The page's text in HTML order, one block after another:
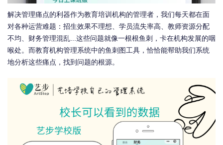
解决管理痛点的利器作为教育培训机构的管理者，我们每天都在面
对各种运营难题：招生效果不理想、学员流失率高、教师资源分配
不均、财务管理混乱...这些问题就像一根根鱼刺，卡在机构发展的咽
喉处。而教育机构管理系统中的鱼刺图工具，恰恰能帮助我们系统
地分析这些痛点，找到问题的根源。